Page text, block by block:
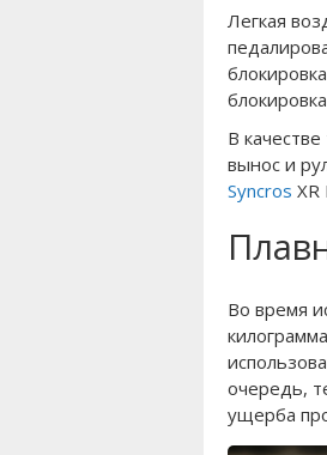
Легкая
В
вынос и
Syncros XR
Во время
очередь,
ущерба